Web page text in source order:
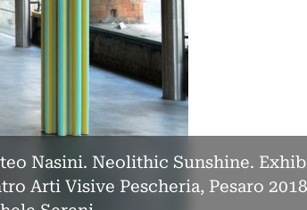
Nasini. Neolithic Sunshine.
Arti Visive Pescheria, Pesaro